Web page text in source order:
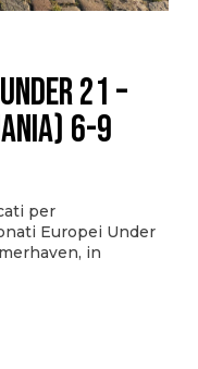
21 –
6-9
per
Europei Under
in